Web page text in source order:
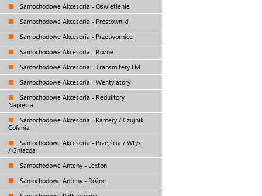
Samochodowe Akcesoria - Oświetlenie
Samochodowe Akcesoria - Prostowniki
Samochodowe Akcesoria - Przetwornice
Samochodowe Akcesoria - Różne
Samochodowe Akcesoria - Transmitery FM
Samochodowe Akcesoria - Wentylatory
Samochodowe Akcesoria - Reduktory
Napięcia
Samochodowe Akcesoria - Kamery / Czujniki
Cofania
Samochodowe Akcesoria - Przejścia / Wtyki
/ Gniazda
Samochodowe Anteny - Lexton
Samochodowe Anteny - Różne